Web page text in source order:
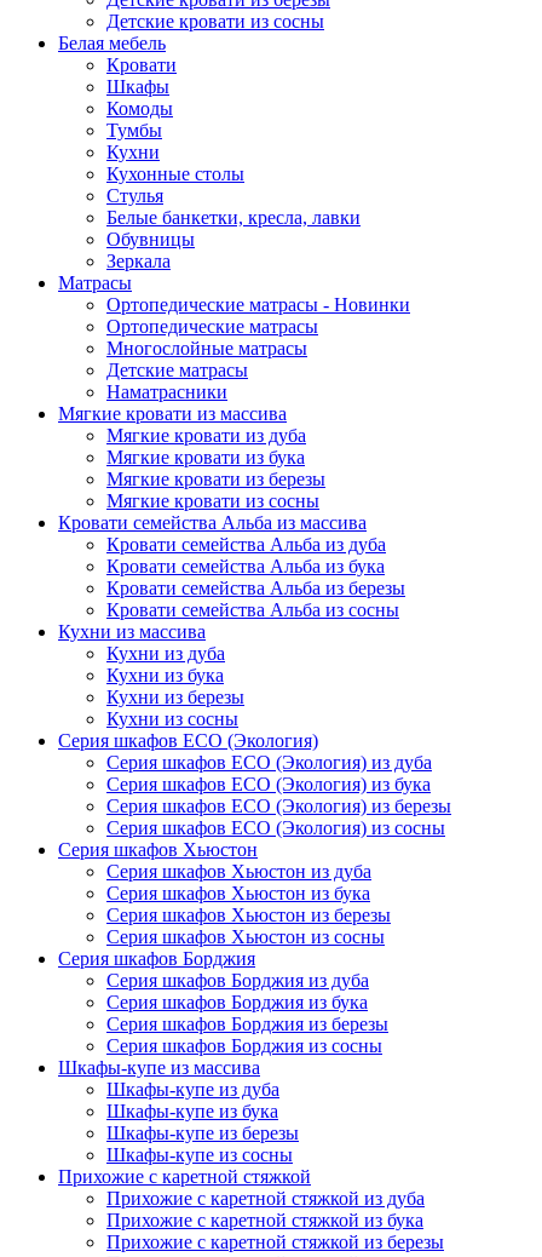
Детские кровати из сосны
Белая мебель
Кровати
Шкафы
Комоды
Тумбы
Кухни
Кухонные столы
Стулья
Белые банкетки, кресла, лавки
Обувницы
Зеркала
Матрасы
Ортопедические матрасы - Новинки
Ортопедические матрасы
Многослойные матрасы
Детские матрасы
Наматрасники
Мягкие кровати из массива
Мягкие кровати из дуба
Мягкие кровати из бука
Мягкие кровати из березы
Мягкие кровати из сосны
Кровати семейства Альба из массива
Кровати семейства Альба из дуба
Кровати семейства Альба из бука
Кровати семейства Альба из березы
Кровати семейства Альба из сосны
Кухни из массива
Кухни из дуба
Кухни из бука
Кухни из березы
Кухни из сосны
Серия шкафов ECO (Экология)
Серия шкафов ECO (Экология) из дуба
Серия шкафов ECO (Экология) из бука
Серия шкафов ECO (Экология) из березы
Серия шкафов ECO (Экология) из сосны
Серия шкафов Хьюстон
Серия шкафов Хьюстон из дуба
Серия шкафов Хьюстон из бука
Серия шкафов Хьюстон из березы
Серия шкафов Хьюстон из сосны
Серия шкафов Борджия
Серия шкафов Борджия из дуба
Серия шкафов Борджия из бука
Серия шкафов Борджия из березы
Серия шкафов Борджия из сосны
Шкафы-купе из массива
Шкафы-купе из дуба
Шкафы-купе из бука
Шкафы-купе из березы
Шкафы-купе из сосны
Прихожие с каретной стяжкой
Прихожие с каретной стяжкой из дуба
Прихожие с каретной стяжкой из бука
Прихожие с каретной стяжкой из березы